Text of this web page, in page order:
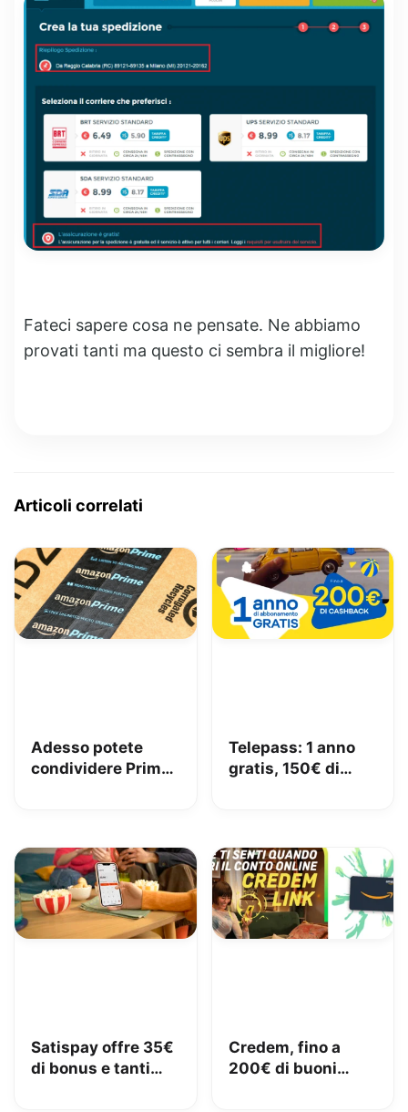
Fateci sapere cosa ne pensate. Ne abbiamo
provati tanti ma questo ci sembra il migliore!
Articoli correlati
Adesso potete
condividere Prime
Telepass: 1 anno
gratis, 150€ di
Satispay offre 35€
di bonus e tanti
Credem, fino a
200€ di buoni